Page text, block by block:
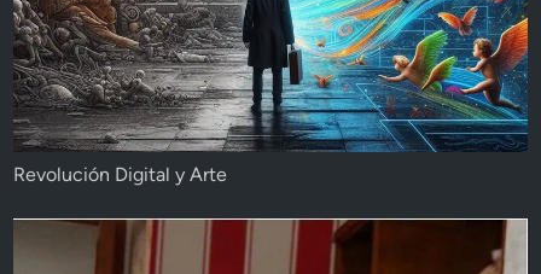
Revolución Digital y Arte